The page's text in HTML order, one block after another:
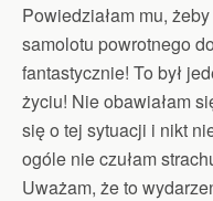
Powiedziałam mu,
samolotu powrotnego
fantastycznie! To był
życiu! Nie obawiałam
się o tej sytuacji i nikt
ogóle nie czułam
Uważam, że to